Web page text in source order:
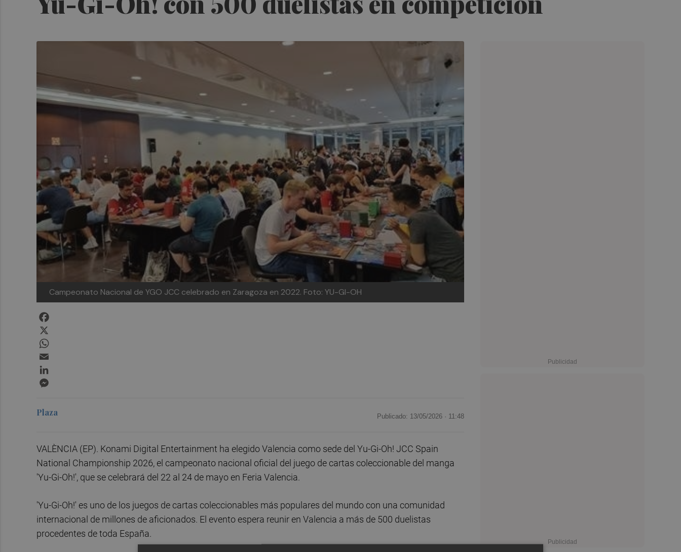
Campeonato Nacional de YGO JCC celebrado en Zaragoza en 2022. Foto: YU-GI-OH
Plaza Publicado: 13/05/2026 · 11:48
VALÈNCIA (EP). Konami Digital Entertainment ha elegido Valencia como sede del Yu-Gi-Oh! JCC Spain
National Championship 2026, el campeonato nacional oficial del juego de cartas coleccionable del manga
'Yu-Gi-Oh!', que se celebrará del 22 al 24 de mayo en Feria Valencia.
'Yu-Gi-Oh!' es uno de los juegos de cartas coleccionables más populares del mundo con una comunidad
internacional de millones de aficionados. El evento espera reunir en Valencia a más de 500 duelistas
procedentes de toda España.